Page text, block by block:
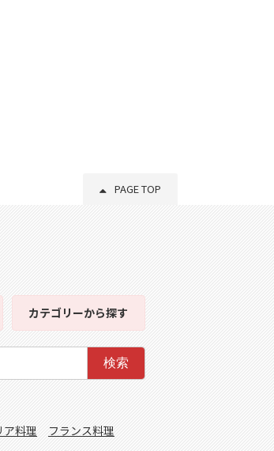
PAGE TOP
カテゴリーから探す
検索
ア料理
フランス料理